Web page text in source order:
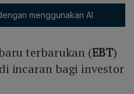
menggunakan AI
terbarukan (EBT)
incaran bagi investor